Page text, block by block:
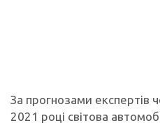
За прогнозами експертів
2021 році світова